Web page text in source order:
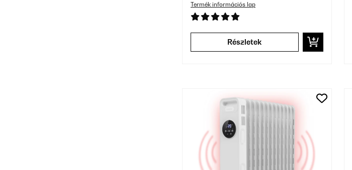
Termék információs lap
Részletek